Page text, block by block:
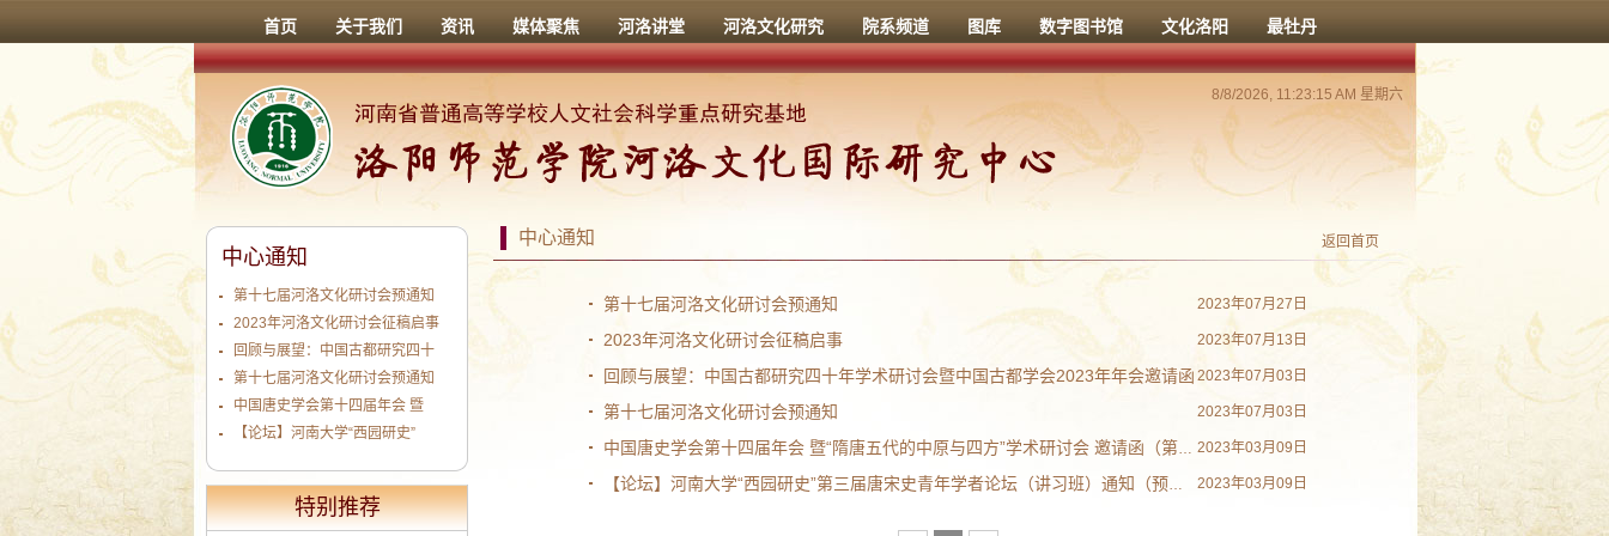
首页 关于我们 资讯 媒体聚焦 河洛讲堂 河洛文化研究 院系频道 图库 数字图书馆 文化洛阳 最牡丹
8/8/2026, 11:23:16 AM 星期六
中心通知 返回首页
2023年07月27日
第十七届河洛文化研讨会预通知
2023年07月13日
2023年河洛文化研讨会征稿启事
2023年07月03日
回顾与展望：中国古都研究四十年学术研讨会暨中国古都学会2023年年会邀请函
2023年07月03日
第十七届河洛文化研讨会预通知
2023年03月09日
中国唐史学会第十四届年会 暨“隋唐五代的中原与四方”学术研讨会 邀请函（第3号通知）
2023年03月09日
【论坛】河南大学“西园研史”第三届唐宋史青年学者论坛（讲习班）通知（预邀函）丨202303-35（总第2291期）
中心通知
第十七届河洛文化研讨会预通知
2023年河洛文化研讨会征稿启事
回顾与展望：中国古都研究四十
第十七届河洛文化研讨会预通知
中国唐史学会第十四届年会 暨
【论坛】河南大学“西园研史”
特别推荐